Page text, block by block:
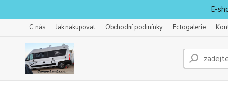
E-
O nás Jak nakupovat Obchodní podmínky Fotogalerie